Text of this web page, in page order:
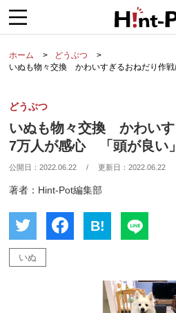
ホーム
どうぶつ
いぬも物々交換 かわいすぎるおねだり作
どうぶつ
いぬも物々交換 かわいす
7万人が感心 「頭が良い」
公開日：2022.06.22 / 更新日：2022.06.22
著者：Hint-Pot編集部
B!
いぬ